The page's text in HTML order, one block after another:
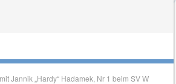
Jannik „Hardy“ Hadamek, Nr 1 beim SV W